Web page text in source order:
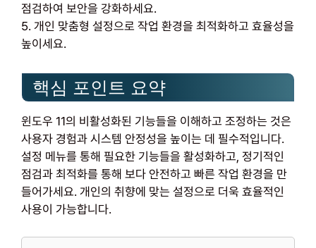
점검하여 보안을 강화하세요.
5. 개인 맞춤형 설정으로 작업 환경을 최적화하고 효율성을
높이세요.
핵심 포인트 요약
윈도우 11의 비활성화된 기능들을 이해하고 조정하는 것은
사용자 경험과 시스템 안정성을 높이는 데 필수적입니다.
설정 메뉴를 통해 필요한 기능들을 활성화하고, 정기적인
점검과 최적화를 통해 보다 안전하고 빠른 작업 환경을 만
들어가세요. 개인의 취향에 맞는 설정으로 더욱 효율적인
사용이 가능합니다.